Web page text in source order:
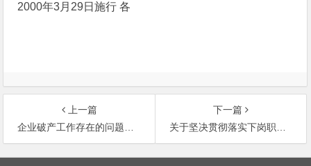
2000年3月29日施行 各
上一篇
企业破产工作存在的问题及其对策
下一篇
关于坚决贯彻落实下岗职工再就业各项收费优惠政策的通知
文